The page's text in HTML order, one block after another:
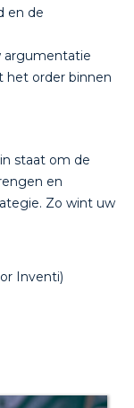
en de
argumentatie
het order binnen
staat om de
en
Zo wint uw
Inventi)